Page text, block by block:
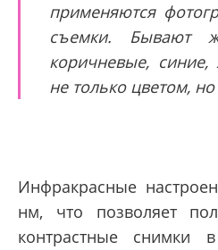
применяются
съемки. Бывают
коричневые,
не только цветом,
Инфракрасные
нм, что позволяет
контрастные снимки